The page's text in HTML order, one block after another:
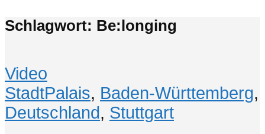
Schlagwort: Be:longing
Video
StadtPalais, Baden-Württemberg,
Deutschland, Stuttgart